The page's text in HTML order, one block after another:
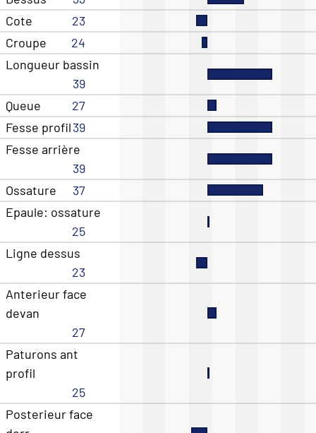
Cote
23
Croupe
24
Longueur bassin
39
Queue
27
Fesse profil39
Fesse arrière
39
Ossature
37
Epaule: ossature
25
Ligne dessus
23
Anterieur face
devan
27
Paturons ant
profil
25
Posterieur face